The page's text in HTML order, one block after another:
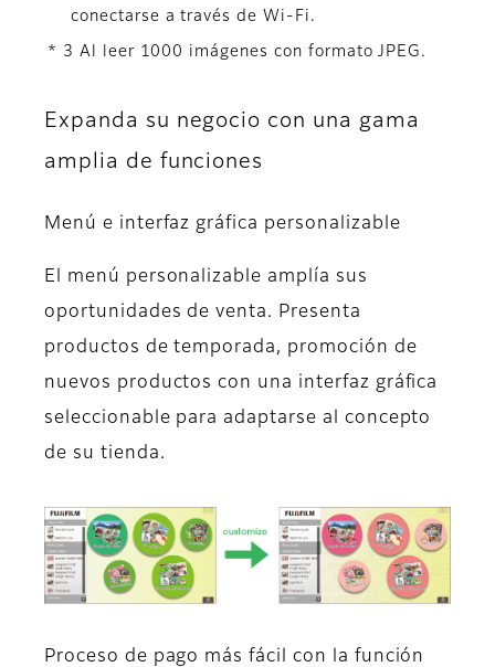
conectarse a través de Wi-Fi.
* 3 Al leer 1000 imágenes con formato JPEG.
Expanda su negocio con una gama
amplia de funciones
Menú e interfaz gráfica personalizable
El menú personalizable amplía sus
oportunidades de venta. Presenta
productos de temporada, promoción de
nuevos productos con una interfaz gráfica
seleccionable para adaptarse al concepto
de su tienda.
Proceso de pago más fácil con la función